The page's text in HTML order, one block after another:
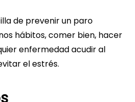
de prevenir un paro
hábitos, comer bien, hacer
enfermedad acudir al
el estrés.